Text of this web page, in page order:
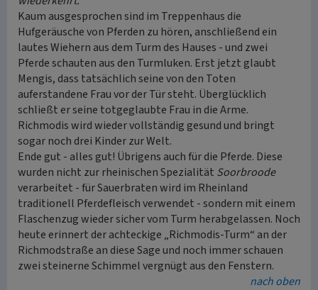
Kaum ausgesprochen sind im Treppenhaus die
Hufgeräusche von Pferden zu hören, anschließend ein
lautes Wiehern aus dem Turm des Hauses - und zwei
Pferde schauten aus den Turmluken. Erst jetzt glaubt
Mengis, dass tatsächlich seine von den Toten
auferstandene Frau vor der Tür steht. Überglücklich
schließt er seine totgeglaubte Frau in die Arme.
Richmodis wird wieder vollständig gesund und bringt
sogar noch drei Kinder zur Welt.
Ende gut - alles gut! Übrigens auch für die Pferde. Diese
wurden nicht zur rheinischen Spezialität Soorbroode
verarbeitet - für Sauerbraten wird im Rheinland
traditionell Pferdefleisch verwendet - sondern mit einem
Flaschenzug wieder sicher vom Turm herabgelassen. Noch
heute erinnert der achteckige „Richmodis-Turm“ an der
Richmodstraße an diese Sage und noch immer schauen
zwei steinerne Schimmel vergnügt aus den Fenstern.
nach oben